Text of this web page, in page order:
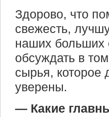
Здорово, что
свежесть,
наших
обсуждать в
сырья, которое
уверены.
— Какие